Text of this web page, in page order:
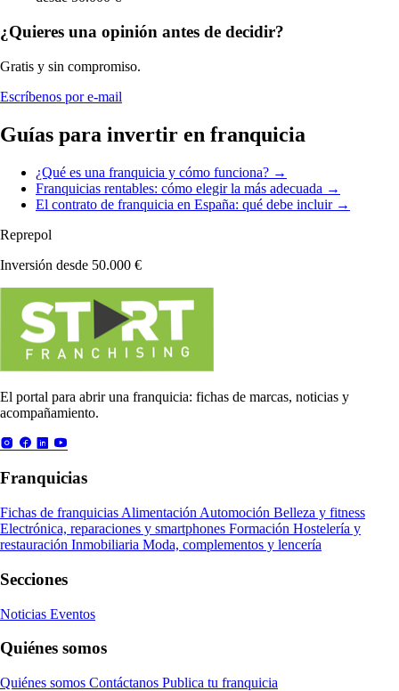
¿Quieres una opinión antes de decidir?
Gratis y sin compromiso.
Escríbenos por e-mail
Guías para invertir en franquicia
¿Qué es una franquicia y cómo funciona? →
Franquicias rentables: cómo elegir la más adecuada →
El contrato de franquicia en España: qué debe incluir →
Reprepol
Inversión desde 50.000 €
El portal para abrir una franquicia: fichas de marcas, noticias y
acompañamiento.
Franquicias
Fichas de franquicias Alimentación Automoción Belleza y fitness
Electrónica, reparaciones y smartphones Formación Hostelería y
restauración Inmobiliaria Moda, complementos y lencería
Secciones
Noticias Eventos
Quiénes somos
Quiénes somos Contáctanos Publica tu franquicia